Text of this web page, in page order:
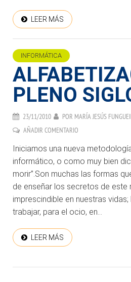
LEER MÁS
INFORMÁTICA
PLENO
23/11/2010 POR MARÍA JESÚS
AÑADIR COMENTARIO
Iniciamos una nueva
informático, o como muy bien
morir”.Son muchas las formas
de enseñar los secretos de este
imprescindible en nuestras
trabajar, para el ocio, en...
LEER MÁS